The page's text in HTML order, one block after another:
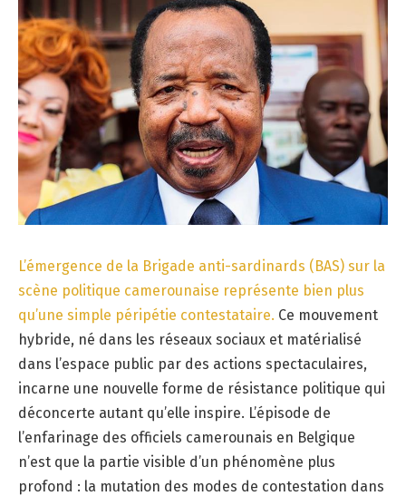
L’émergence de la Brigade anti-sardinards (BAS) sur la
scène politique camerounaise représente bien plus
qu’une simple péripétie contestataire. Ce mouvement
hybride, né dans les réseaux sociaux et matérialisé
dans l’espace public par des actions spectaculaires,
incarne une nouvelle forme de résistance politique qui
déconcerte autant qu’elle inspire. L’épisode de
l’enfarinage des officiels camerounais en Belgique
n’est que la partie visible d’un phénomène plus
profond : la mutation des modes de contestation dans